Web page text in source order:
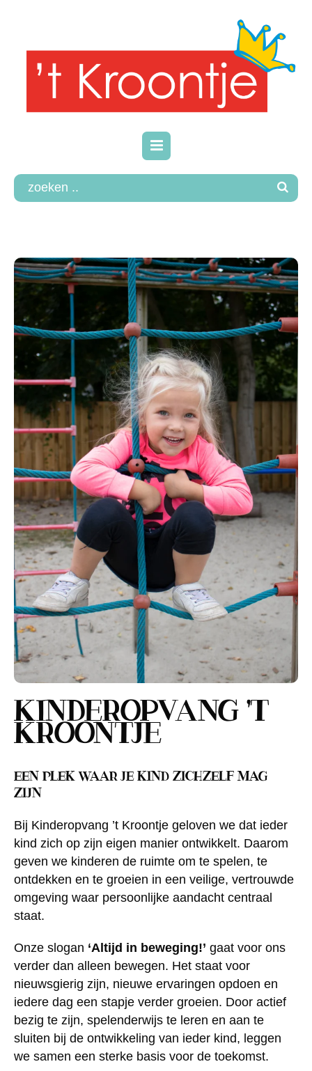
KINDEROPVANG ’T
KROONTJE
EEN PLEK WAAR JE KIND ZICHZELF MAG
ZIJN
Bij Kinderopvang ’t Kroontje geloven we dat ieder
kind zich op zijn eigen manier ontwikkelt. Daarom
geven we kinderen de ruimte om te spelen, te
ontdekken en te groeien in een veilige, vertrouwde
omgeving waar persoonlijke aandacht centraal
staat.
Onze slogan ‘Altijd in beweging!’ gaat voor ons
verder dan alleen bewegen. Het staat voor
nieuwsgierig zijn, nieuwe ervaringen opdoen en
iedere dag een stapje verder groeien. Door actief
bezig te zijn, spelenderwijs te leren en aan te
sluiten bij de ontwikkeling van ieder kind, leggen
we samen een sterke basis voor de toekomst.